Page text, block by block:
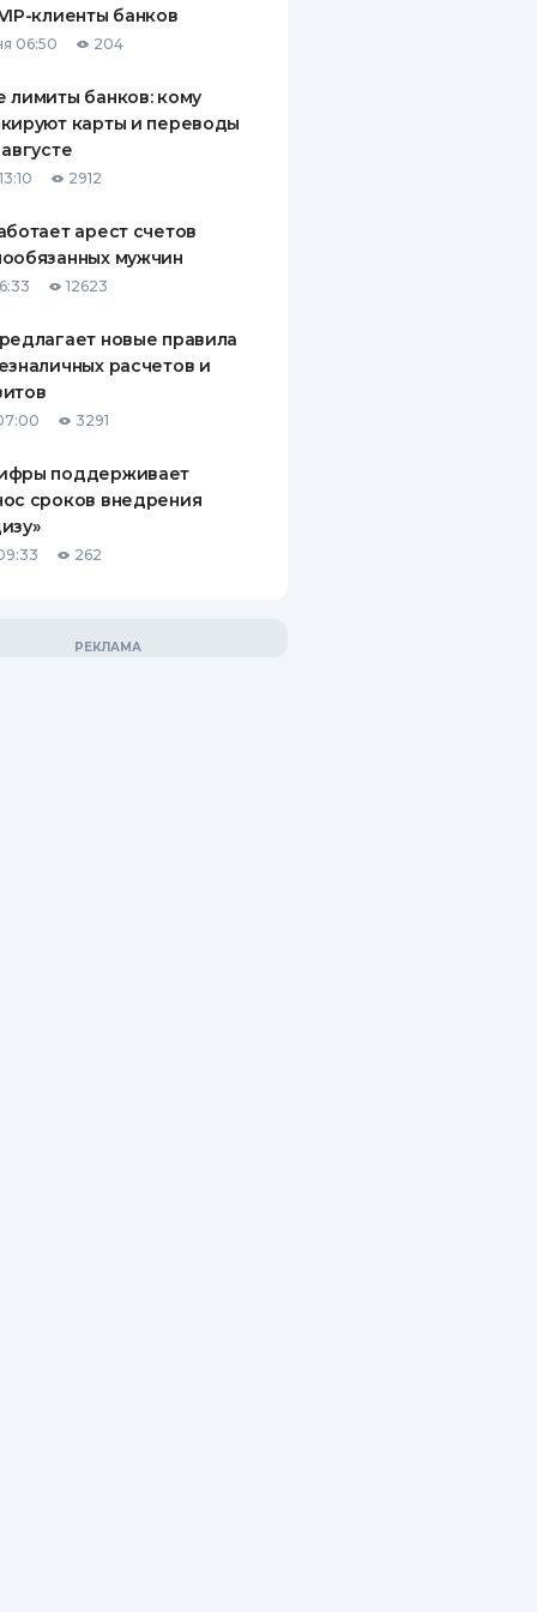
ПО
ПОЛИСЫ
КОМПАНИИ
клиенты банков
06:50 204
лимиты банков: кому
карты и переводы
2912
арест счетов
мужчин
12623
новые правила
расчетов и
3291
поддерживает
сроков внедрения
262